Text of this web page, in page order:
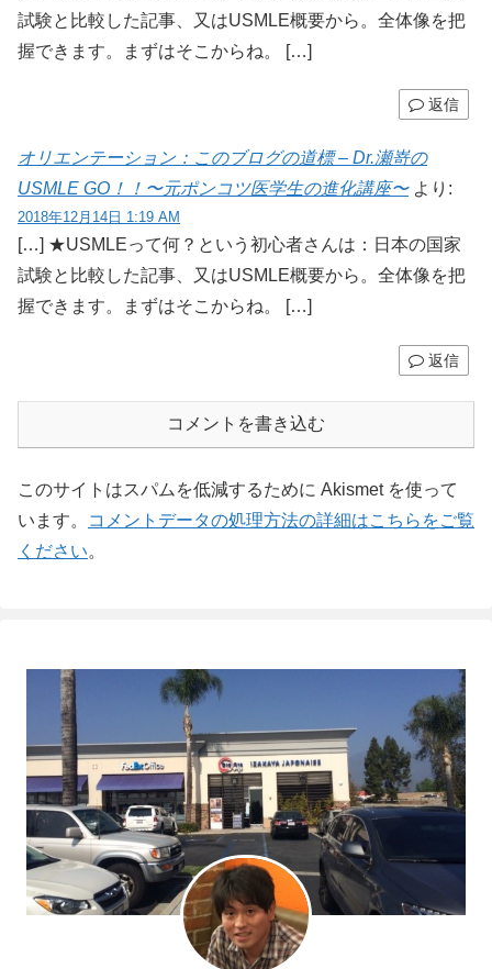
試験と比較した記事、又はUSMLE概要から。全体像を把
握できます。まずはそこからね。 […]
返信
オリエンテーション：このブログの道標 – Dr.瀬嵜の
USMLE GO！！〜元ポンコツ医学生の進化講座〜 より:
2018年12月14日 1:19 AM
[…] ★USMLEって何？という初心者さんは：日本の国家
試験と比較した記事、又はUSMLE概要から。全体像を把
握できます。まずはそこからね。 […]
返信
コメントを書き込む
このサイトはスパムを低減するために Akismet を使って
います。
コメントデータの処理方法の詳細はこちらをご覧
ください。